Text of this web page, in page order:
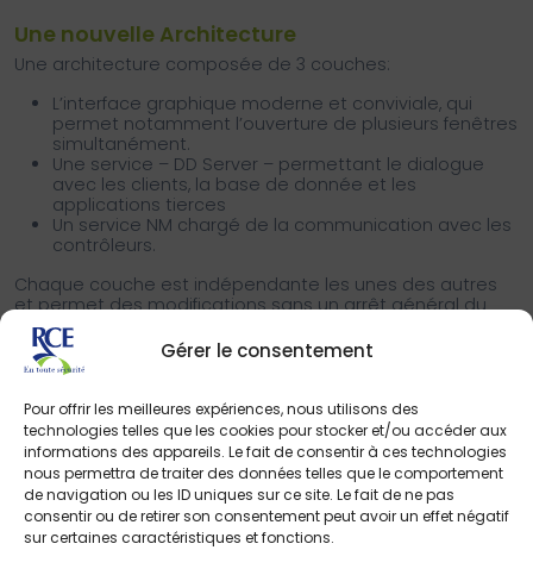
Gérer le consentement
Pour offrir les meilleures expériences, nous utilisons des
technologies telles que les cookies pour stocker et/ou accéder aux
informations des appareils. Le fait de consentir à ces technologies
nous permettra de traiter des données telles que le comportement
de navigation ou les ID uniques sur ce site. Le fait de ne pas
consentir ou de retirer son consentement peut avoir un effet négatif
sur certaines caractéristiques et fonctions.
Une nouvelle Architecture
Une architecture composée de 3 couches:
L’interface graphique moderne et conviviale, qui
permet notamment l’ouverture de plusieurs fenêtres
simultanément.
Une service – DD Server – permettant le dialogue
avec les clients, la base de donnée et les
applications tierces
Un service NM chargé de la communication avec les
contrôleurs.
Chaque couche est indépendante les unes des autres
et permet des modifications sans un arrêt général du
service.
Des fonctions améliorées
DDS promet également dans cette nouvelle version:
Un wizard d’installation rapide
Une présentation des détenteurs de badges sous
forme de listes permettant un filtrage et mise ne
forme plus rapide
Un module Vidéo complétement intégré permettant
l’intégration de séquence video sur des